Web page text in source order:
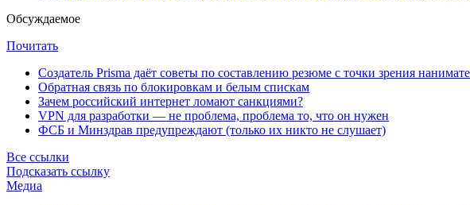
Обсуждаемое
Почитать
Создатель Prisma даёт советы по составлению резюме с точки зрения
Обратная связь по блокировкам и белым спискам
Зачем российский интернет ломают санкциями?
VPN для разработки — не проблема, проблема то, что он нужен
ФСБ и Минздрав предупреждают (только их никто не слушает)
Все ссылки
Подсказать ссылку
Медиа